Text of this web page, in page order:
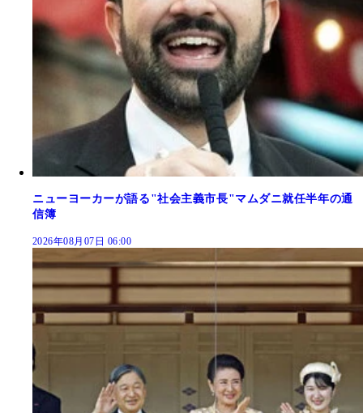
ニューヨーカーが語る"社会主義市長"マムダニ就任半年の通
信簿
2026年08月07日 06:00